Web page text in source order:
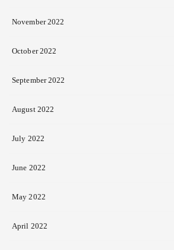
November 2022
October 2022
September 2022
August 2022
July 2022
June 2022
May 2022
April 2022